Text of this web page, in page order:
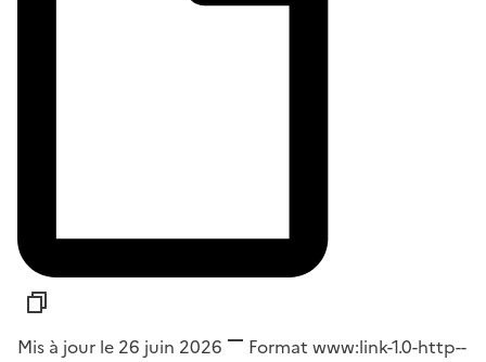
Mis à jour le 26 juin 2026 Format www:link-1.0-http--